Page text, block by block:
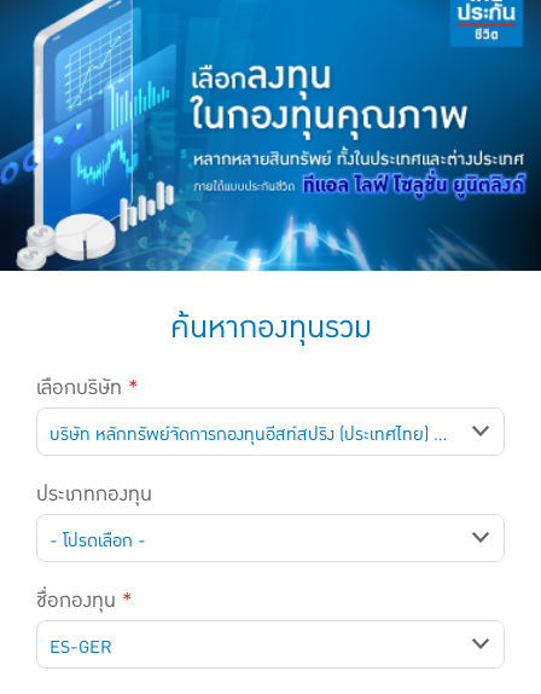
บทความ
แบบประกันทั้งหมด
แบบประกันที่เหมาะกับช่วงอายุ
เปรียบเทียบแบบประกัน
เลือกแบบประกันที่เหมาะกับคุณ
TL Learning Centerค้นหากองทุนรวม
เลือกบริษัท *
บริษัท หลักทรัพย์จัดการกองทุนอีสท์สปริง (ประเทศไทย) จำกัด (บริษัท หลักทรัพย์จัดการกองทุนอีสท์สปริง (ประเทศไทย) จำกัด)
ประเภทกองทุน
- โปรดเลือก -
ชื่อกองทุน *
ES-GER